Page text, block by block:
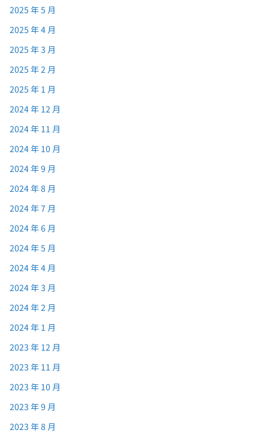
2025 年 5 月
2025 年 4 月
2025 年 3 月
2025 年 2 月
2025 年 1 月
2024 年 12 月
2024 年 11 月
2024 年 10 月
2024 年 9 月
2024 年 8 月
2024 年 7 月
2024 年 6 月
2024 年 5 月
2024 年 4 月
2024 年 3 月
2024 年 2 月
2024 年 1 月
2023 年 12 月
2023 年 11 月
2023 年 10 月
2023 年 9 月
2023 年 8 月